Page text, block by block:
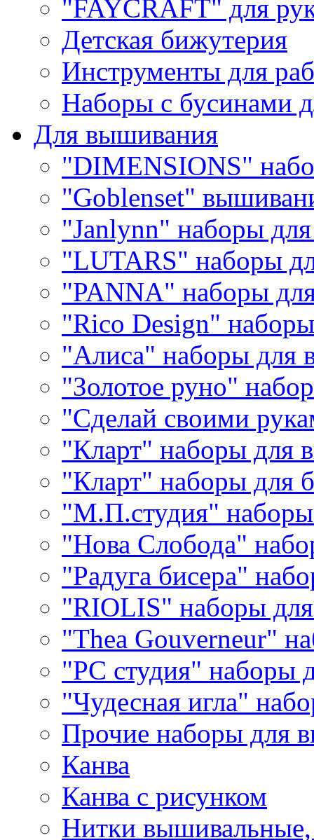
"FAYCRAFT" для
Детская бижутерия
Инструменты для
Наборы с бусинами
Для вышивания
"DIMENSIONS"
"Goblenset"
"Janlynn" наборы
"LUTARS" наборы
"PANNA" наборы
"Rico Design"
"Алиса" наборы для
"Золотое руно"
"Сделай своими
"Кларт" наборы для
"Кларт" наборы для
"М.П.студия"
"Нова Слобода"
"Радуга бисера"
"RIOLIS" наборы
"Thea Gouverneur"
"РС студия" наборы
"Чудесная игла"
Прочие наборы для
Канва
Канва с рисунком
Нитки